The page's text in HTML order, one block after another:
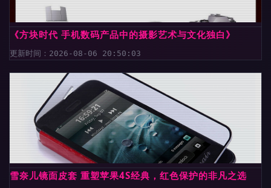
《方块时代 手机数码产品中的摄影艺术与文化独白》
更新时间：2026-08-06 20:50:03
雪奈儿镜面皮套 重塑苹果4S经典，红色保护的非凡之选